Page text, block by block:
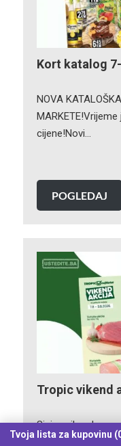
Kort katalog
NOVA
cijene!Novi…
POGLEDAJ
Tropic vikend
Sjajne vikend
prodavnicama!
Tvoja lista za kupovinu